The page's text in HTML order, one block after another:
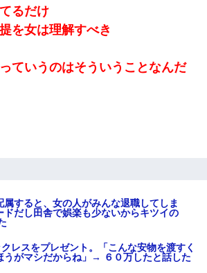
るだけ
を女は理解すべき
ていうのはそういうことなんだ
属すると、女の人がみんな退職してしま
ドだし田舎で娯楽も少ないからキツイの
レスをプレゼント。「こんな安物を渡すく
うがマシだからね」→ ６０万したと話した